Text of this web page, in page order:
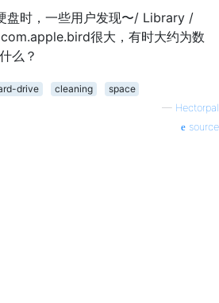
盘时，一些用户发现〜/ Library /
很大，有时大约为数
么？
drive cleaning
space
— Hectorpal
source